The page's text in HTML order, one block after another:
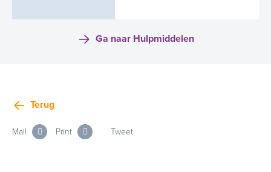
Ga naar Hulpmiddelen
Terug
Mail Print Tweet